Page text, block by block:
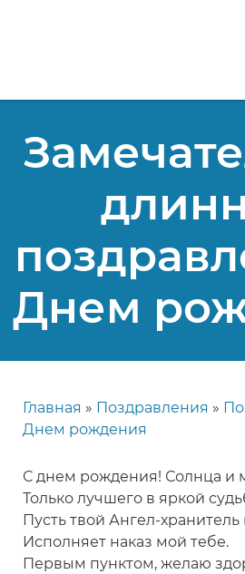
Днем
Строка
Главная Поздравления
Днем рождения
С днем рождения! Солнца и
Только лучшего в яркой
Пусть твой Ангел-
Исполняет наказ мой тебе.
Первым пунктом, желаю